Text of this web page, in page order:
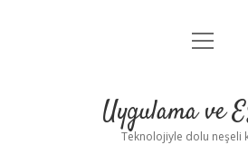
Anasayfa
Yasal Uyarı
menüyü
Uygulama ve
Teknolojiyle dolu neşeli